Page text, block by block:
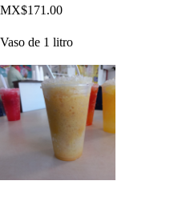
MX$171.00
Vaso de 1 litro